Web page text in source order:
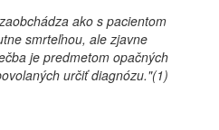
ako s pacientom
smrteľnou, ale zjavne
je predmetom opačných
určiť diagnózu."(1)